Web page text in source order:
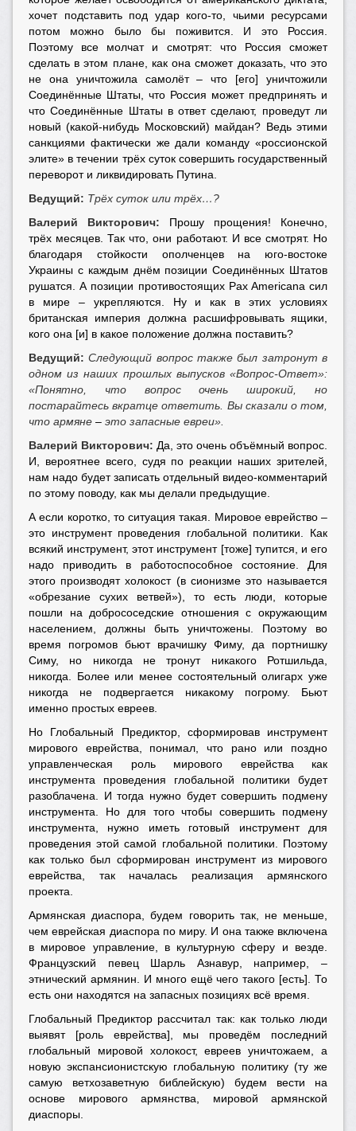
хочет подставить под удар кого-то, чьими ресурсами
потом можно было бы поживится. И это Россия.
Поэтому все молчат и смотрят: что Россия сможет
сделать в этом плане, как она сможет доказать, что это
не она уничтожила самолёт – что [его] уничтожили
Соединённые Штаты, что Россия может предпринять и
что Соединённые Штаты в ответ сделают, проведут ли
новый (какой-нибудь Московский) майдан? Ведь этими
санкциями фактически же дали команду «россионской
элите» в течении трёх суток совершить государственный
переворот и ликвидировать Путина.
Ведущий: Трёх суток или трёх…?
Валерий Викторович: Прошу прощения! Конечно,
трёх месяцев. Так что, они работают. И все смотрят. Но
благодаря стойкости ополченцев на юго-востоке
Украины с каждым днём позиции Соединённых Штатов
рушатся. А позиции противостоящих Pax Americana сил
в мире – укрепляются. Ну и как в этих условиях
британская империя должна расшифровывать ящики,
кого она [и] в какое положение должна поставить?
Ведущий: Следующий вопрос также был затронут в
одном из наших прошлых выпусков «Вопрос-Ответ»:
«Понятно, что вопрос очень широкий, но
постарайтесь вкратце ответить. Вы сказали о том,
что армяне – это запасные евреи».
Валерий Викторович: Да, это очень объёмный вопрос.
И, вероятнее всего, судя по реакции наших зрителей,
нам надо будет записать отдельный видео-комментарий
по этому поводу, как мы делали предыдущие.
А если коротко, то ситуация такая. Мировое еврейство –
это инструмент проведения глобальной политики. Как
всякий инструмент, этот инструмент [тоже] тупится, и его
надо приводить в работоспособное состояние. Для
этого производят холокост (в сионизме это называется
«обрезание сухих ветвей»), то есть люди, которые
пошли на добрососедские отношения с окружающим
населением, должны быть уничтожены. Поэтому во
время погромов бьют врачишку Фиму, да портнишку
Симу, но никогда не тронут никакого Ротшильда,
никогда. Более или менее состоятельный олигарх уже
никогда не подвергается никакому погрому. Бьют
именно простых евреев.
Но Глобальный Предиктор, сформировав инструмент
мирового еврейства, понимал, что рано или поздно
управленческая роль мирового еврейства как
инструмента проведения глобальной политики будет
разоблачена. И тогда нужно будет совершить подмену
инструмента. Но для того чтобы совершить подмену
инструмента, нужно иметь готовый инструмент для
проведения этой самой глобальной политики. Поэтому
как только был сформирован инструмент из мирового
еврейства, так началась реализация армянского
проекта.
Армянская диаспора, будем говорить так, не меньше,
чем еврейская диаспора по миру. И она также включена
в мировое управление, в культурную сферу и везде.
Французский певец Шарль Азнавур, например, –
этнический армянин. И много ещё чего такого [есть]. То
есть они находятся на запасных позициях всё время.
Глобальный Предиктор рассчитал так: как только люди
выявят [роль еврейства], мы проведём последний
глобальный мировой холокост, евреев уничтожаем, а
новую экспансионистскую глобальную политику (ту же
самую ветхозаветную библейскую) будем вести на
основе мирового армянства, мировой армянской
диаспоры.